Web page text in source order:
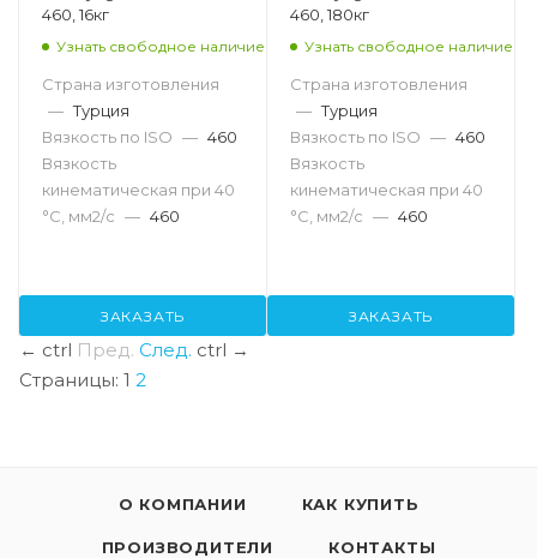
460, 16кг
Узнать свободное наличие
Страна изготовления
— Турция
Вязкость по ISO — 460
Вязкость
кинематическая при 40
°С, мм2/с — 460
ЗАКАЗАТЬ
460, 180кг
Узнать свободное наличие
Страна изготовления
— Турция
Вязкость по ISO — 460
Вязкость
кинематическая при 40
°С, мм2/с — 460
ЗАКАЗАТЬ
← ctrl Пред. След. ctrl →
Страницы: 1 2
О КОМПАНИИ КАК КУПИТЬ
ПРОИЗВОДИТЕЛИ КОНТАКТЫ